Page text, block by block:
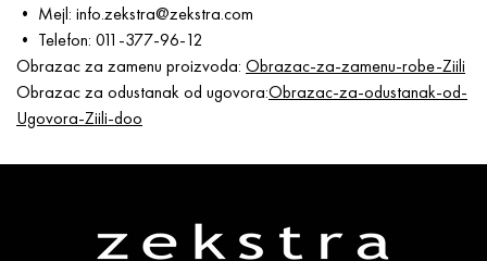
• Mejl: info.zekstra@zekstra.com
• Telefon: 011-377-96-12
Obrazac za zamenu proizvoda: Obrazac-za-zamenu-robe-Ziili
Obrazac za odustanak od ugovora:Obrazac-za-odustanak-od-
Ugovora-Ziili-doo